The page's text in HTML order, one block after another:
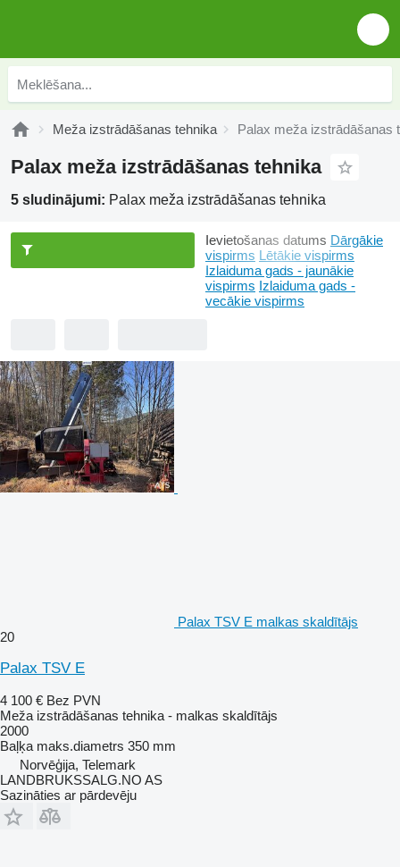
Meža izstrādāšanas tehnika Palax meža izstrādāšanas
Palax meža izstrādāšanas tehnika
5 sludinājumi: Palax meža izstrādāšanas tehnika
Ievietošanas datums Dārgākie
vispirms Lētākie vispirms
Izlaiduma gads - jaunākie
vispirms Izlaiduma gads -
vecākie vispirms
Palax TSV E malkas skaldītājs
20
Palax TSV E
4 100 € Bez PVN
Meža izstrādāšanas tehnika - malkas skaldītājs
2000
Baļķa maks.diametrs 350 mm
Norvēģija, Telemark
LANDBRUKSSALG.NO AS
Sazināties ar pārdevēju